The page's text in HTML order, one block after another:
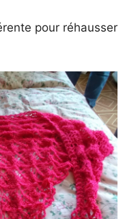
pour réhausser